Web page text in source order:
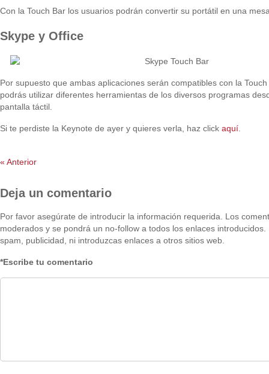
Con la Touch Bar los usuarios podrán convertir su portátil en una
Skype y Office
Por supuesto que ambas aplicaciones serán compatibles con la
podrás utilizar diferentes herramientas de los diversos programas
pantalla táctil.
Si te perdiste la Keynote de ayer y quieres verla, haz click aquí
« Anterior
Deja un comentario
Por favor asegúrate de introducir la información requerida. Los
moderados y se pondrá un no-follow a todos los enlaces
spam, publicidad, ni introduzcas enlaces a otros sitios web.
*Escribe tu comentario